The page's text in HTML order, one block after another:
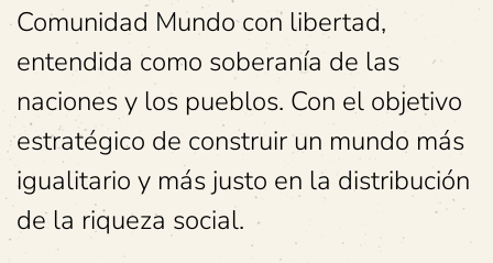
Comunidad Mundo con libertad,
entendida como soberanía de las
naciones y los pueblos. Con el objetivo
estratégico de construir un mundo más
igualitario y más justo en la distribución
de la riqueza social.